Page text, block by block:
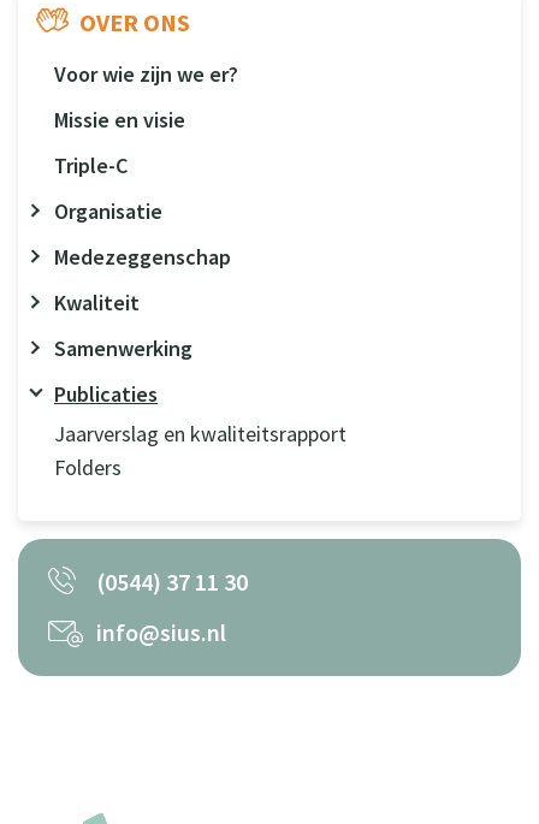
OVER ONS
Voor wie zijn we er?
Missie en visie
Triple-C
Organisatie
Medezeggenschap
Kwaliteit
Samenwerking
Publicaties
Jaarverslag en kwaliteitsrapport
Folders
(0544) 37 11 30
info@sius.nl